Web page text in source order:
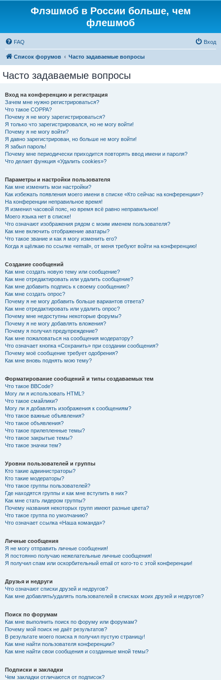
Флэшмоб в России больше, чем
флешмоб
FAQ Вход
Список форумов Часто задаваемые вопросы
Часто задаваемые вопросы
Вход на конференцию и регистрация
Зачем мне нужно регистрироваться?
Что такое COPPA?
Почему я не могу зарегистрироваться?
Я только что зарегистрировался, но не могу войти!
Почему я не могу войти?
Я давно зарегистрирован, но больше не могу войти!
Я забыл пароль!
Почему мне периодически приходится повторять ввод имени и пароля?
Что делает функция «Удалить cookies»?
Параметры и настройки пользователя
Как мне изменить мои настройки?
Как избежать появления моего имени в списке «Кто сейчас на конференции»?
На конференции неправильное время!
Я изменил часовой пояс, но время всё равно неправильное!
Моего языка нет в списке!
Что означают изображения рядом с моим именем пользователя?
Как мне включить отображение аватары?
Что такое звание и как я могу изменить его?
Когда я щёлкаю по ссылке «email», от меня требуют войти на конференцию!
Создание сообщений
Как мне создать новую тему или сообщение?
Как мне отредактировать или удалить сообщение?
Как мне добавить подпись к своему сообщению?
Как мне создать опрос?
Почему я не могу добавить больше вариантов ответа?
Как мне отредактировать или удалить опрос?
Почему мне недоступны некоторые форумы?
Почему я не могу добавлять вложения?
Почему я получил предупреждение?
Как мне пожаловаться на сообщения модератору?
Что означает кнопка «Сохранить» при создании сообщения?
Почему моё сообщение требует одобрения?
Как мне вновь поднять мою тему?
Форматирование сообщений и типы создаваемых тем
Что такое BBCode?
Могу ли я использовать HTML?
Что такое смайлики?
Могу ли я добавлять изображения к сообщениям?
Что такое важные объявления?
Что такое объявления?
Что такое прилепленные темы?
Что такое закрытые темы?
Что такое значки тем?
Уровни пользователей и группы
Кто такие администраторы?
Кто такие модераторы?
Что такое группы пользователей?
Где находятся группы и как мне вступить в них?
Как мне стать лидером группы?
Почему названия некоторых групп имеют разные цвета?
Что такое группа по умолчанию?
Что означает ссылка «Наша команда»?
Личные сообщения
Я не могу отправить личные сообщения!
Я постоянно получаю нежелательные личные сообщения!
Я получил спам или оскорбительный email от кого-то с этой конференции!
Друзья и недруги
Что означают списки друзей и недругов?
Как мне добавлять/удалять пользователей в списках моих друзей и недругов?
Поиск по форумам
Как мне выполнить поиск по форуму или форумам?
Почему мой поиск не даёт результатов?
В результате моего поиска я получил пустую страницу!
Как мне найти пользователя конференции?
Как мне найти свои сообщения и созданные мной темы?
Подписки и закладки
Чем закладки отличаются от подписок?